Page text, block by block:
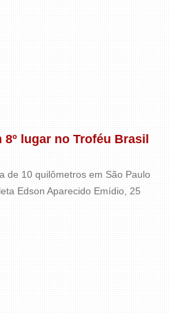
lugar no Troféu Brasil
de 10 quilômetros em São Paulo
Edson Aparecido Emídio, 25